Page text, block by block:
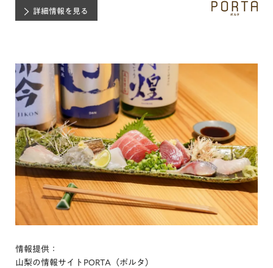
詳細情報を見る
情報提供：
山梨の情報サイトPORTA（ポルタ）